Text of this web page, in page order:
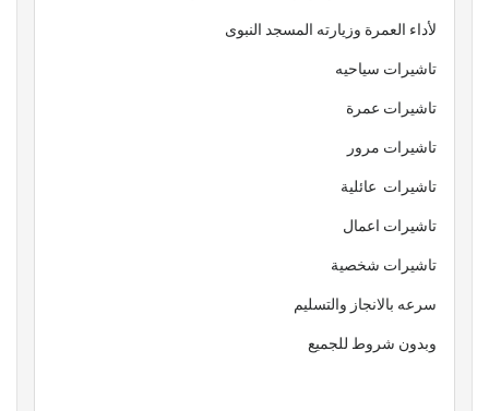
لأداء العمرة وزيارته المسجد النبوى
تاشيرات سياحيه
تاشيرات عمرة
تاشيرات مرور
تاشيرات عائلية
تاشيرات اعمال
تاشيرات شخصية
سرعه بالانجاز والتسليم
وبدون شروط للجميع